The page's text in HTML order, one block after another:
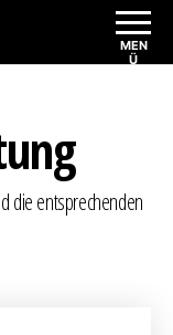
MEN
Ü
die entsprechenden